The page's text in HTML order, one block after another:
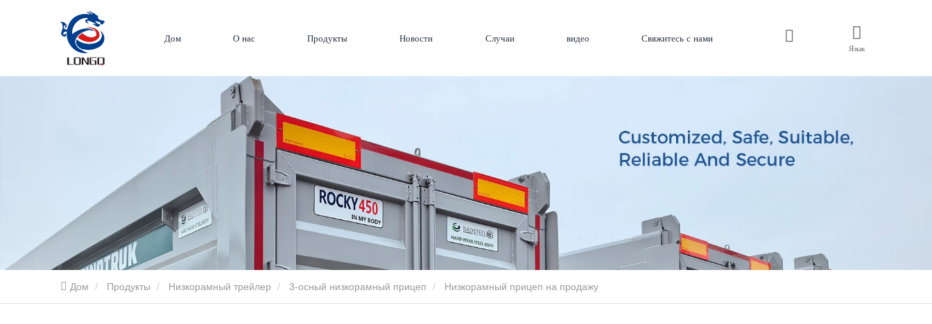
Дом О нас Продукты Новости Случаи видео Свяжитесь с нами
Язык
Дом Продукты Низкорамный трейлер 3-осный низкорамный прицеп Низкорамный прицеп на продажу